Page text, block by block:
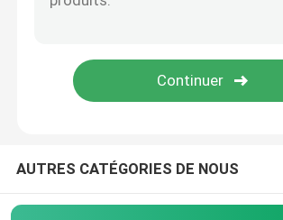
service en plastique de moulage par
Service de rotation de commande
AUTRES CATÉGORIES DE NOUS